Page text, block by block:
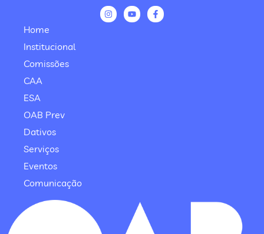
Home
Institucional
Comissões
CAA
ESA
OAB Prev
Dativos
Serviços
Eventos
Comunicação